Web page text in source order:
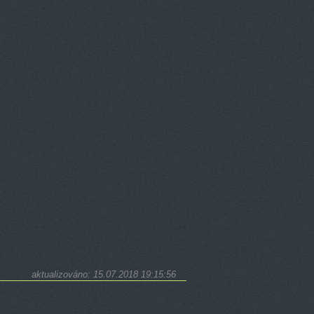
aktualizováno: 15.07.2018 19:15:56